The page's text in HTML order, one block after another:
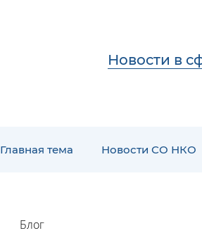
Новости в
Главная тема Новости СО НКО
Блог